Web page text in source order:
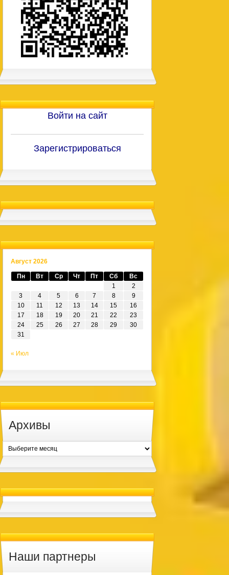
Войти на сайт
Зарегистрироваться
Август 2026
Пн Вт Ср Чт Пт Сб
Вс
1
2
3
4 5 6 7 8
9
10
11 12 13 14 15
16
17
18 19 20 21 22
23
24
25 26 27 28 29
30
31
« Июл
Архивы
Архивы
Наши партнеры